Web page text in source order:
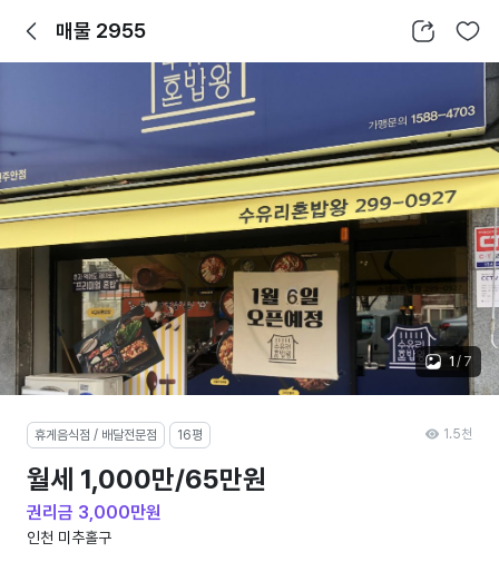
뒤로가기매물 2955 공유하기 찜하기
1 / 7
휴게음식점 / 배달전문점 16평
월세 1,000만/65만원
권리금 3,000만원
인천 미추홀구
1.5천